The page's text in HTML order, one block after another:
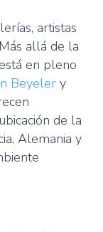
artistas
allá de la
está en pleno
Beyeler y
de la
Alemania y